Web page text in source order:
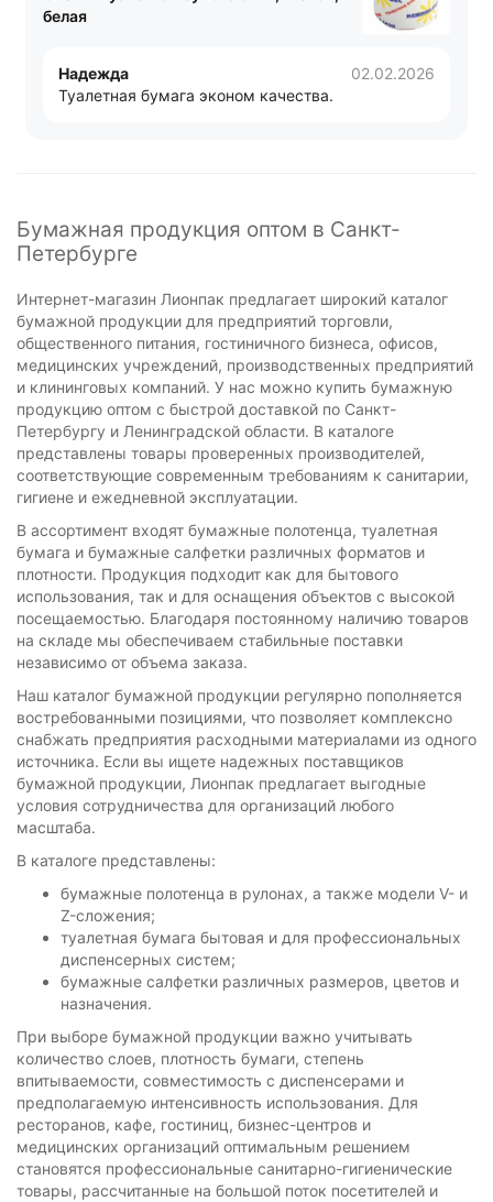
белая
Надежда
02.02.2026
Туалетная бумага эконом качества.
Бумажная продукция оптом в Санкт-
Петербурге
Интернет-магазин Лионпак предлагает широкий каталог
бумажной продукции для предприятий торговли,
общественного питания, гостиничного бизнеса, офисов,
медицинских учреждений, производственных предприятий
и клининговых компаний. У нас можно купить бумажную
продукцию оптом с быстрой доставкой по Санкт-
Петербургу и Ленинградской области. В каталоге
представлены товары проверенных производителей,
соответствующие современным требованиям к санитарии,
гигиене и ежедневной эксплуатации.
В ассортимент входят бумажные полотенца, туалетная
бумага и бумажные салфетки различных форматов и
плотности. Продукция подходит как для бытового
использования, так и для оснащения объектов с высокой
посещаемостью. Благодаря постоянному наличию товаров
на складе мы обеспечиваем стабильные поставки
независимо от объема заказа.
Наш каталог бумажной продукции регулярно пополняется
востребованными позициями, что позволяет комплексно
снабжать предприятия расходными материалами из одного
источника. Если вы ищете надежных поставщиков
бумажной продукции, Лионпак предлагает выгодные
условия сотрудничества для организаций любого
масштаба.
В каталоге представлены:
бумажные полотенца в рулонах, а также модели V- и
Z-сложения;
туалетная бумага бытовая и для профессиональных
диспенсерных систем;
бумажные салфетки различных размеров, цветов и
назначения.
При выборе бумажной продукции важно учитывать
количество слоев, плотность бумаги, степень
впитываемости, совместимость с диспенсерами и
предполагаемую интенсивность использования. Для
ресторанов, кафе, гостиниц, бизнес-центров и
медицинских организаций оптимальным решением
становятся профессиональные санитарно-гигиенические
товары, рассчитанные на большой поток посетителей и